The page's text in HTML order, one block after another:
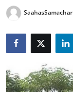
खेल
Epaper
धर्म
लाइफस्टाइल
SaahasSamachar